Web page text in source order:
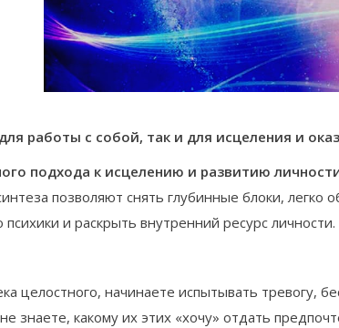
работы с собой, так и для исцеления и
подхода к исцелению и развитию
позволяют снять глубинные блоки, легко
и раскрыть внутренний ресурс личности.
целостного, начинаете испытывать тревогу,
знаете, какому их этих «хочу» отдать